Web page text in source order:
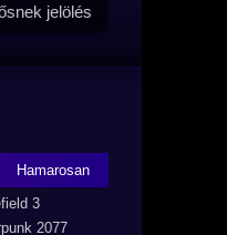
jelölés
Hamarosan